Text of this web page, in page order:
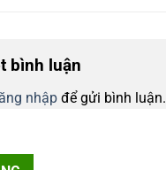
bình luận
nhập để gửi bình luận.